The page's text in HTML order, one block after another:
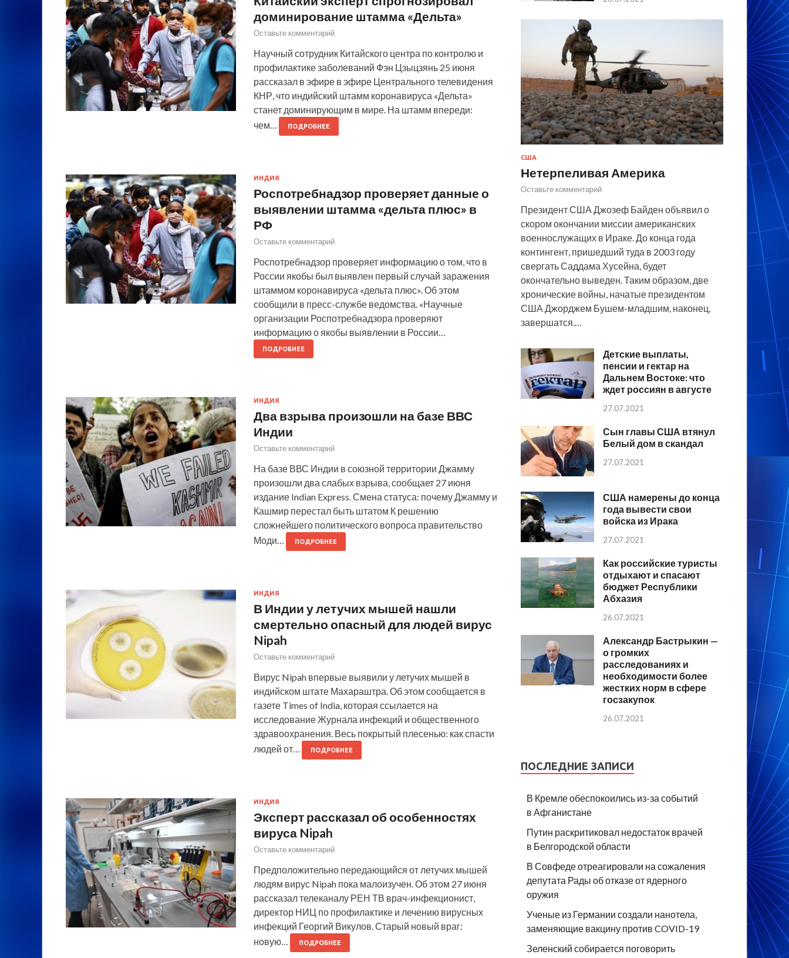
доминирование штамма «Дельта»
Оставьте комментарий
Научный сотрудник Китайского центра по контролю и
профилактике заболеваний Фэн Цзыцзянь 25 июня
рассказал в эфире в эфире Центрального телевидения
КНР, что индийский штамм коронавируса «Дельта»
станет доминирующим в мире. На штамм впереди:
чем…
ПОДРОБНЕЕ
ИНДИЯ
Роспотребнадзор проверяет данные о
выявлении штамма «дельта плюс» в
РФ
Оставьте комментарий
Роспотребнадзор проверяет информацию о том, что в
России якобы был выявлен первый случай заражения
штаммом коронавируса «дельта плюс». Об этом
сообщили в пресс-службе ведомства. «Научные
организации Роспотребнадзора проверяют
информацию о якобы выявлении в России…
ПОДРОБНЕЕ
ИНДИЯ
Два взрыва произошли на базе ВВС
Индии
Оставьте комментарий
На базе ВВС Индии в союзной территории Джамму
произошли два слабых взрыва, сообщает 27 июня
издание Indian Express. Смена статуса: почему Джамму и
Кашмир перестал быть штатом К решению
сложнейшего политического вопроса правительство
Моди…
ПОДРОБНЕЕ
ИНДИЯ
В Индии у летучих мышей нашли
смертельно опасный для людей вирус
Nipah
Оставьте комментарий
Вирус Nipah впервые выявили у летучих мышей в
индийском штате Махараштра. Об этом сообщается в
газете Times of India, которая ссылается на
исследование Журнала инфекций и общественного
здравоохранения. Весь покрытый плесенью: как спасти
людей от…
ПОДРОБНЕЕ
ИНДИЯ
Эксперт рассказал об особенностях
вируса Nipah
Оставьте комментарий
Предположительно передающийся от летучих мышей
людям вирус Nipah пока малоизучен. Об этом 27 июня
рассказал телеканалу РЕН ТВ врач-инфекционист,
директор НИЦ по профилактике и лечению вирусных
инфекций Георгий Викулов. Старый новый враг:
новую…
ПОДРОБНЕЕ
США
Нетерпеливая Америка
Оставьте комментарий
Президент США Джозеф Байден объявил о
скором окончании миссии американских
военнослужащих в Ираке. До конца года
контингент, пришедший туда в 2003 году
свергать Саддама Хусейна, будет
окончательно выведен. Таким образом, две
хронические войны, начатые президентом
США Джорджем Бушем-младшим, наконец,
завершатся.…
Детские выплаты,
пенсии и гектар на
Дальнем Востоке: что
ждет россиян в августе
27.07.2021
Сын главы США втянул
Белый дом в скандал
27.07.2021
США намерены до конца
года вывести свои
войска из Ирака
27.07.2021
Как российские туристы
отдыхают и спасают
бюджет Республики
Абхазия
26.07.2021
Александр Бастрыкин —
о громких
расследованиях и
необходимости более
жестких норм в сфере
госзакупок
26.07.2021
ПОСЛЕДНИЕ ЗАПИСИ
В Кремле обеспокоились из-за событий
в Афганистане
Путин раскритиковал недостаток врачей
в Белгородской области
В Совфеде отреагировали на сожаления
депутата Рады об отказе от ядерного
оружия
Ученые из Германии создали нанотела,
заменяющие вакцину против COVID-19
Зеленский собирается поговорить